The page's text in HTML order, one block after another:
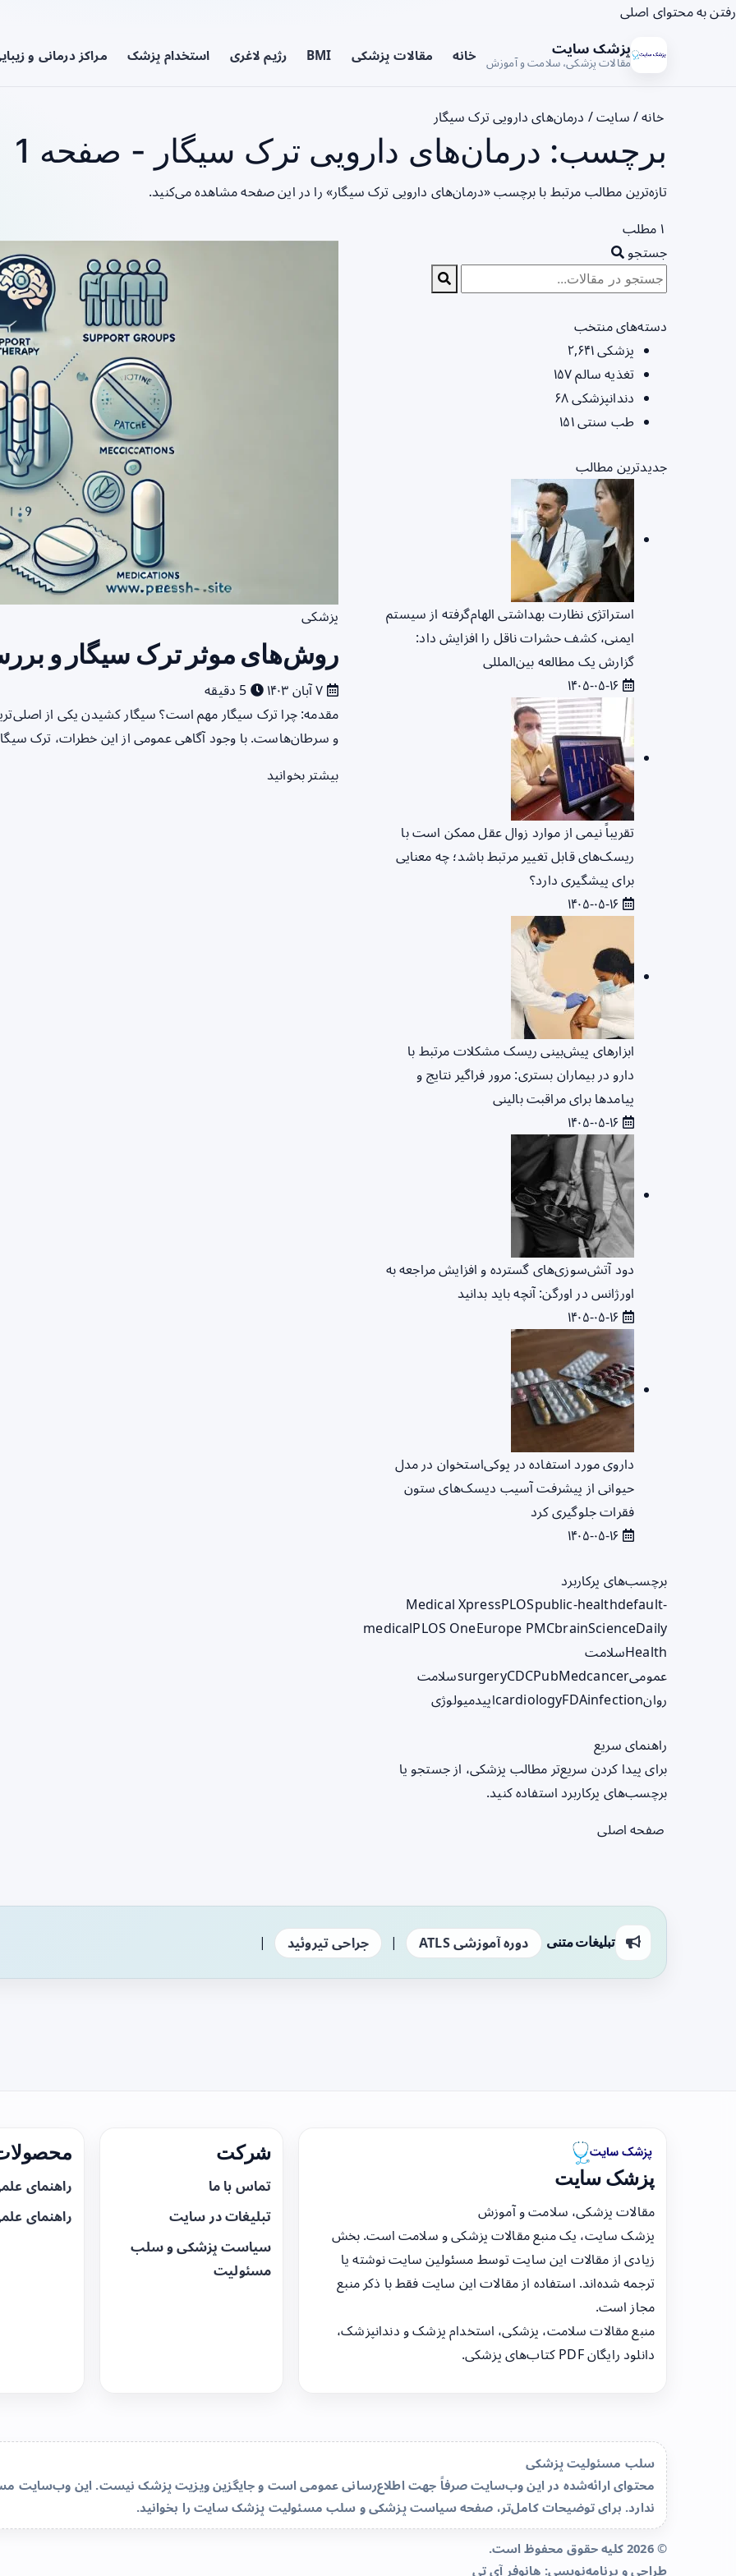
رفتن به محتوای اصلی
پزشک سایت
مقالات پزشکی، سلامت و آموزش خانه مقالات پزشکی BMI رژیم لاغری استخدام پزشک مراکز درمانی و
خانه/ سایت/ درمان‌های دارویی ترک سیگار
برچسب: درمان‌های دارویی ترک سیگار - صفحه 1
تازه‌ترین مطالب مرتبط با برچسب «درمان‌های دارویی ترک سیگار» را در این صفحه مشاهده می‌کنید.
۱ مطلب
پزشکی
روش‌های موثر ترک سیگار و
مقدمه: چرا ترک سیگار مهم است؟ سیگار کشیدن یکی از
و سرطان‌هاست. با وجود آگاهی عمومی از این خطرات، ترک
بیشتر بخوانید
جستجو
دسته‌های منتخب
پزشکی۲,۶۴۱
تغذیه سالم۱۵۷
دندانپزشکی۶۸
طب سنتی۱۵۱
جدیدترین مطالب
استراتژی نظارت بهداشتی الهام‌گرفته از سیستم
ایمنی، کشف حشرات ناقل را افزایش داد:
گزارش یک مطالعه بین‌المللی
تقریباً نیمی از موارد زوال عقل ممکن است با
ریسک‌های قابل تغییر مرتبط باشد؛ چه معنایی
برای پیشگیری دارد؟
ابزارهای پیش‌بینی ریسک مشکلات مرتبط با
دارو در بیماران بستری: مرور فراگیر نتایج و
پیامدها برای مراقبت بالینی
دود آتش‌سوزی‌های گسترده و افزایش مراجعه به
اورژانس در اورگن: آنچه باید بدانید
داروی مورد استفاده در پوکی‌استخوان در مدل
حیوانی از پیشرفت آسیب دیسک‌های ستون
فقرات جلوگیری کرد
برچسب‌های پرکاربرد
Medical XpressPLOSpublic-healthdefault-
medicalPLOS OneEurope PMCbrainScienceDaily
Healthسلامت
عمومی
surgeryCDCPubMedcancer
سلامت
روان
cardiologyFDAinfection اپیدمیولوژی
راهنمای سریع
برای پیدا کردن سریع‌تر مطالب پزشکی، از جستجو یا
برچسب‌های پرکاربرد استفاده کنید.
صفحه اصلی
تبلیغات متنی دوره آموزشی ATLS | جراحی تیروئید |
پزشک سایت
مقالات پزشکی، سلامت و آموزش
پزشک سایت، یک منبع مقالات پزشکی و سلامت است. بخش
زیادی از مقالات این سایت توسط مسئولین سایت نوشته یا
ترجمه شده‌اند. استفاده از مقالات این سایت فقط با ذکر منبع
مجاز است.
منبع مقالات سلامت، پزشکی، استخدام پزشک و دندانپزشک،
دانلود رایگان PDF کتاب‌های پزشکی.
شرکت
تماس با ما
تبلیغات در سایت
سیاست پزشکی و سلب
مسئولیت
راهنمای
راهنمای
سلب مسئولیت پزشکی
محتوای ارائه‌شده در این وب‌سایت صرفاً جهت اطلاع‌رسانی عمومی است و جایگزین ویزیت پزشک نیست. این وب‌سایت
ندارد. برای توضیحات کامل‌تر، صفحهسیاست پزشکی و سلب مسئولیت پزشک سایترا بخوانید.
© 2026 کلیه حقوق محفوظ است.
طراحی و برنامه‌نویسی: هانوفر آی تی